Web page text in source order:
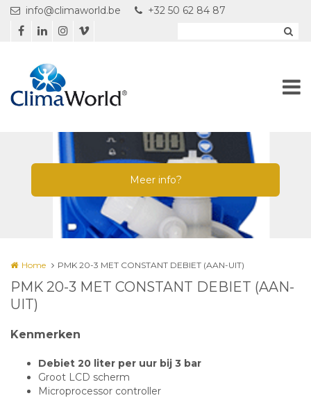
Overslaan en naar de inhoud gaan
info@climaworld.be +32 50 62 84 87
Home PMK 20-3 MET CONSTANT DEBIET (AAN-UIT)
PMK 20-3 MET CONSTANT DEBIET (AAN-
UIT)
Kenmerken
Debiet 20 liter per uur bij 3 bar
Groot LCD scherm
Microprocessor controller